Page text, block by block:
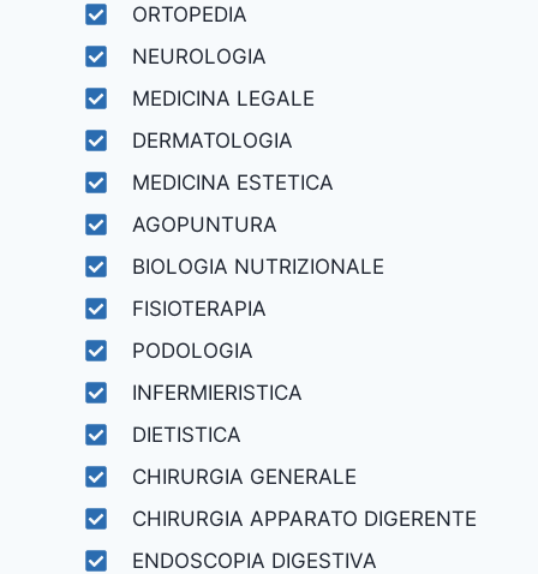
ORTOPEDIA
NEUROLOGIA
MEDICINA LEGALE
DERMATOLOGIA
MEDICINA ESTETICA
AGOPUNTURA
BIOLOGIA NUTRIZIONALE
FISIOTERAPIA
PODOLOGIA
INFERMIERISTICA
DIETISTICA
CHIRURGIA GENERALE
CHIRURGIA APPARATO DIGERENTE
ENDOSCOPIA DIGESTIVA